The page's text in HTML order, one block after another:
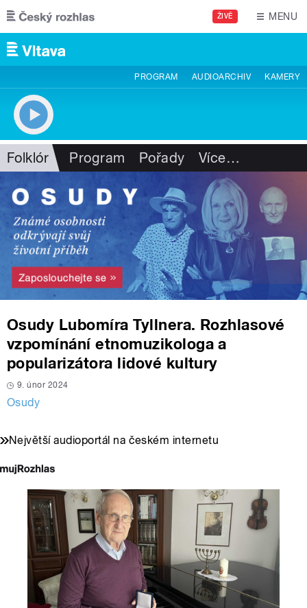
Přejít k hlavnímu obsahu
ŽIVĚ MENU
PROGRAM AUDIOARCHIV KAMERY
Folklór Program Pořady Více…
Osudy Lubomíra Tyllnera. Rozhlasové
vzpomínání etnomuzikologa a
popularizátora lidové kultury
9. únor 2024
Osudy
Největší audioportál na českém internetu